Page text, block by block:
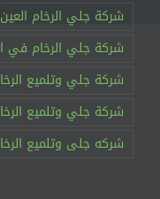
شركة جلي الرخام
شركة جلي الرخام في
شركة جلي وتلميع
شركة جلي وتلميع
شركه جلى وتلميع